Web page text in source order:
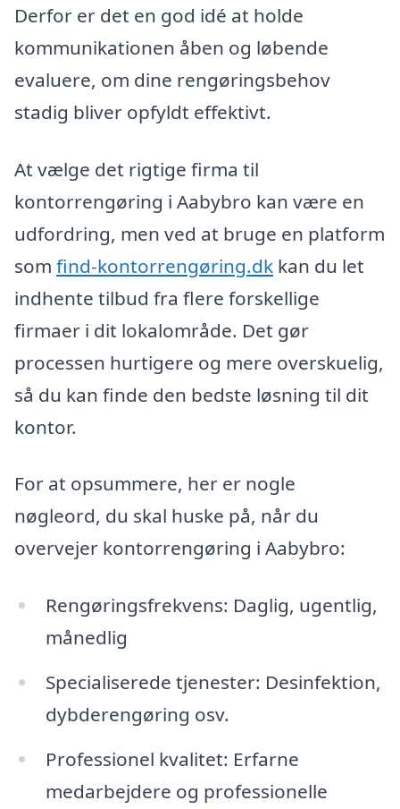
Derfor er det en god idé at holde
kommunikationen åben og løbende
evaluere, om dine rengøringsbehov
stadig bliver opfyldt effektivt.
At vælge det rigtige firma til
kontorrengøring i Aabybro kan være en
udfordring, men ved at bruge en platform
som find-kontorrengøring.dk kan du let
indhente tilbud fra flere forskellige
firmaer i dit lokalområde. Det gør
processen hurtigere og mere overskuelig,
så du kan finde den bedste løsning til dit
kontor.
For at opsummere, her er nogle
nøgleord, du skal huske på, når du
overvejer kontorrengøring i Aabybro:
Rengøringsfrekvens: Daglig, ugentlig,
månedlig
Specialiserede tjenester: Desinfektion,
dybderengøring osv.
Professionel kvalitet: Erfarne
medarbejdere og professionelle